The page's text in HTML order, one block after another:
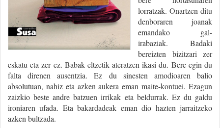
lorratzak. Onartzen ditu
denboraren joanak
emandako gal-
irabaziak. Badaki
bereizten bizitzari zer
eskatu eta zer ez. Babak eltzetik ateratzen ikasi du. Bere egin du
falta direnen ausentzia. Ez du sinesten amodioaren balio
absolutuan, nahiz eta azken aukera eman maite-kontuei. Ezagun
zaizkio beste andre batzuen irrikak eta beldurrak. Ez du galdu
ironiaren ufada. Eta bakardadeak eman dio hazten jarraitzeko
azken bultzada.